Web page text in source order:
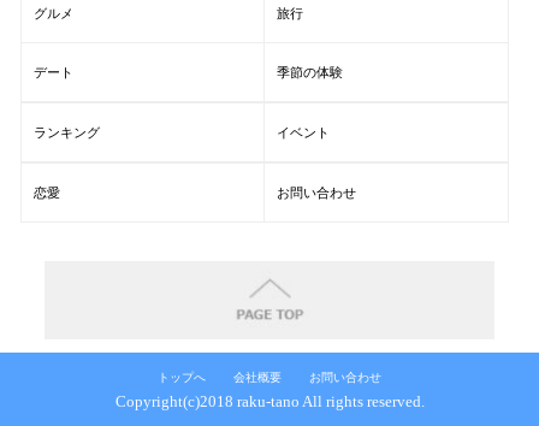
グルメ 旅行
デート 季節の体験
ランキング イベント
恋愛 お問い合わせ
トップへ 会社概要 お問い合わせ
Copyright(c)2018 raku-tano All rights reserved.